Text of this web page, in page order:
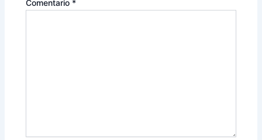
Comentario *